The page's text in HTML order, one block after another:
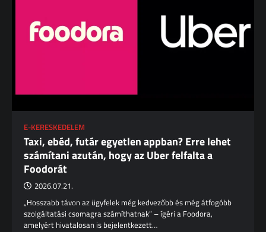
E-KERESKEDELEM
Taxi, ebéd, futár egyetlen appban? Erre lehet
számítani azután, hogy az Uber felfalta a
Foodorát
2026.07.21.
„Hosszabb távon az ügyfelek még kedvezőbb és még átfogóbb
szolgáltatási csomagra számíthatnak” – ígéri a Foodora,
amelyért hivatalosan is bejelentkezett…